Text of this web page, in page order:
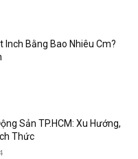
Inch Bằng Bao Nhiêu Cm?
Sản TP.HCM: Xu Hướng,
Thức